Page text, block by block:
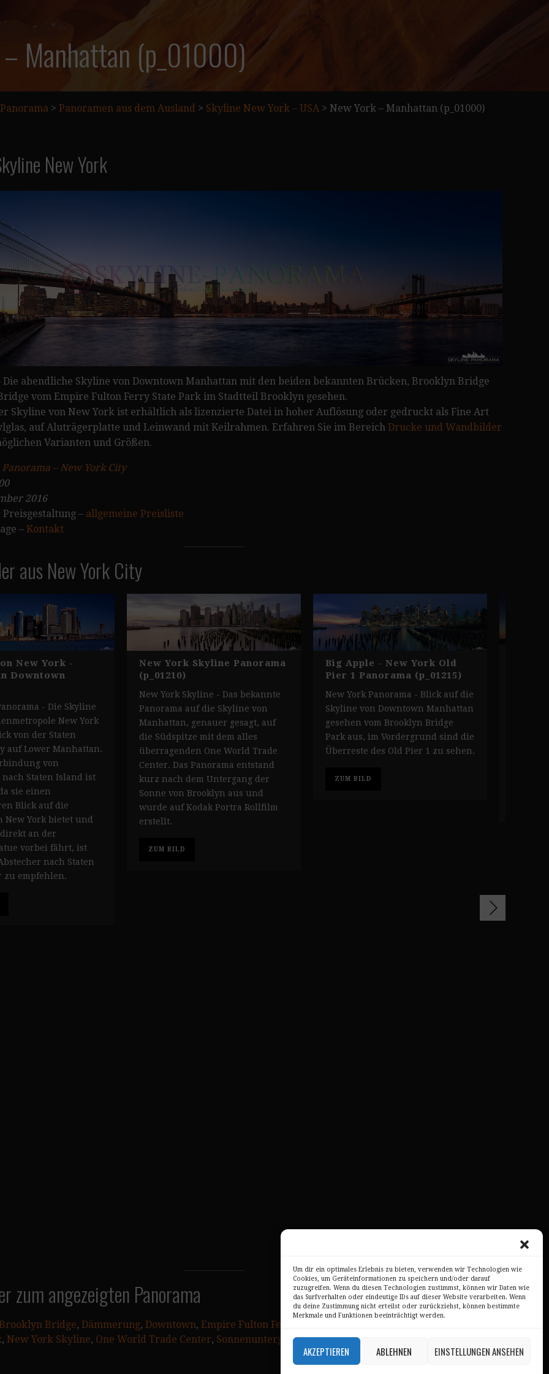
Um dir ein optimales Erlebnis zu bieten, verwenden wir Technologien wie
Cookies, um Geräteinformationen zu speichern und/oder darauf
zuzugreifen. Wenn du diesen Technologien zustimmst, können wir Daten wie
das Surfverhalten oder eindeutige IDs auf dieser Website verarbeiten. Wenn
du deine Zustimmung nicht erteilst oder zurückziehst, können bestimmte
Merkmale und Funktionen beeinträchtigt werden.
AKZEPTIEREN ABLEHNEN EINSTELLUNGEN ANSEHEN
Manhattan (p_01000)
Panorama > Panoramen aus dem Ausland > Skyline New York – USA > New York – Manhattan (p_01000)
New York
Die abendliche Skyline von Downtown Manhattan mit den beiden bekannten Brücken, Brooklyn Bridge
vom Empire Fulton Ferry State Park im Stadtteil Brooklyn gesehen.
Skyline von New York ist erhältlich als lizenzierte Datei in hoher Auflösung oder gedruckt als Fine Art
auf Aluträgerplatte und Leinwand mit Keilrahmen. Erfahren Sie im Bereich Drucke und Wandbilder
Varianten und Größen.
Panorama – New York City
2016
– allgemeine Preisliste
– Kontakt
aus New York City
New York -
Downtown
- Die Skyline
New York
von der Staten
auf Lower Manhattan.
von
Staten Island ist
sie einen
Blick auf die
New York bietet und
an der
vorbei fährt, ist
nach Staten
zu empfehlen.
New York Skyline Panorama
(p_01210)
New York Skyline - Das bekannte
Panorama auf die Skyline von
Manhattan, genauer gesagt, auf
die Südspitze mit dem alles
überragenden One World Trade
Center. Das Panorama entstand
kurz nach dem Untergang der
Sonne von Brooklyn aus und
wurde auf Kodak Portra Rollfilm
erstellt.
ZUM BILD
Big Apple - New York Old
Pier 1 Panorama (p_01215)
New York Panorama - Blick auf die
Skyline von Downtown Manhattan
gesehen vom Brooklyn Bridge
Park aus, im Vordergrund sind die
Überreste des Old Pier 1 zu sehen.
ZUM BILD
zum angezeigten Panorama
Bridge, Dämmerung, Downtown, Empire Fulton Ferry State Park
, New York Skyline, One World Trade Center, Sonnenuntergang, Urlaubsbilder